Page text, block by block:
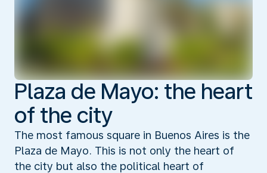
Plaza de Mayo: the heart
of the city
The most famous square in Buenos Aires is the
Plaza de Mayo. This is not only the heart of
the city but also the political heart of